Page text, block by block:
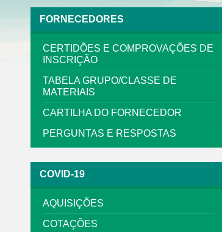
FORNECEDORES
CERTIDÕES E COMPROVAÇÕES DE
INSCRIÇÃO
TABELA GRUPO/CLASSE DE
MATERIAIS
CARTILHA DO FORNECEDOR
PERGUNTAS E RESPOSTAS
COVID-19
AQUISIÇÕES
COTAÇÕES